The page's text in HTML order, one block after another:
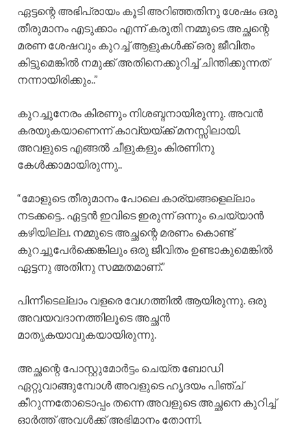
ഏട്ടന്റെ അഭിപ്രായം കൂടി അറിഞ്ഞതിനു ശേഷം ഒരു
തീരുമാനം എടുക്കാം എന്ന് കരുതി നമ്മുടെ അച്ഛന്റെ
മരണ ശേഷവും കുറച്ച് ആളുകൾക്ക് ഒരു ജീവിതം
കിട്ടുമെങ്കിൽ നമുക്ക് അതിനെക്കുറിച്ച് ചിന്തിക്കുന്നത്
നന്നായിരിക്കും..”
കുറച്ചുനേരം കിരണും നിശബ്ദനായിരുന്നു. അവൻ
കരയുകയാണെന്ന് കാവ്യയ്ക്ക് മനസ്സിലായി.
അവളുടെ എങ്ങൽ ചീളുകളും കിരണിനു
കേൾക്കാമായിരുന്നു..
“മോളുടെ തീരുമാനം പോലെ കാര്യങ്ങളെല്ലാം
നടക്കട്ടെ.. ഏട്ടൻ ഇവിടെ ഇരുന്ന് ഒന്നും ചെയ്യാൻ
കഴിയില്ല. നമ്മുടെ അച്ഛന്റെ മരണം കൊണ്ട്
കുറച്ചുപേർക്കെങ്കിലും ഒരു ജീവിതം ഉണ്ടാകുമെങ്കിൽ
ഏട്ടനു അതിനു സമ്മതമാണ്.”
പിന്നീടെല്ലാം വളരെ വേഗത്തിൽ ആയിരുന്നു. ഒരു
അവയവദാനത്തിലൂടെ അച്ഛൻ
മാതൃകയാവുകയായിരുന്നു.
അച്ഛന്റെ പോസ്റ്റുമോർട്ടം ചെയ്ത ബോഡി
ഏറ്റുവാങ്ങുമ്പോൾ അവളുടെ ഹൃദയം പിഞ്ച്
കീറുന്നതോടൊപ്പം തന്നെ അവളുടെ അച്ഛനെ കുറിച്ച്
ഓർത്ത് അവൾക്ക് അഭിമാനം തോന്നി.